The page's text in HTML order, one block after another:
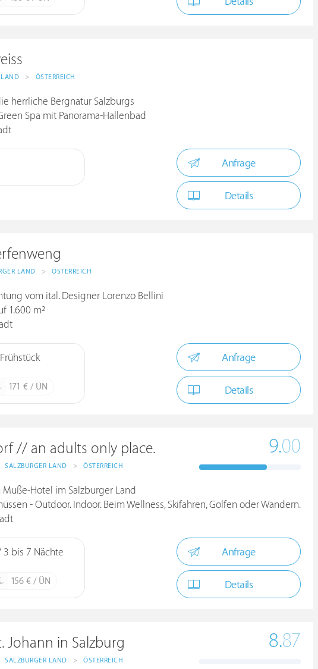
LAND > ÖSTERREICH
herrliche Bergnatur Salzburgs
Spa mit Panorama-Hallenbad
Anfrage
Details
LAND > ÖSTERREICH
vom ital. Designer Lorenzo Bellini
1.600 m²
171 € / ÜN
Anfrage
Details
// an adults only place.
SALZBURGER LAND > ÖSTERREICH
9.00
Muße-Hotel im Salzburger Land
- Outdoor. Indoor. Beim Wellness, Skifahren, Golfen oder Wandern.
3 bis 7 Nächte
156 € / ÜN
Anfrage
Details
Johann in Salzburg
SALZBURGER LAND > ÖSTERREICH
8.87